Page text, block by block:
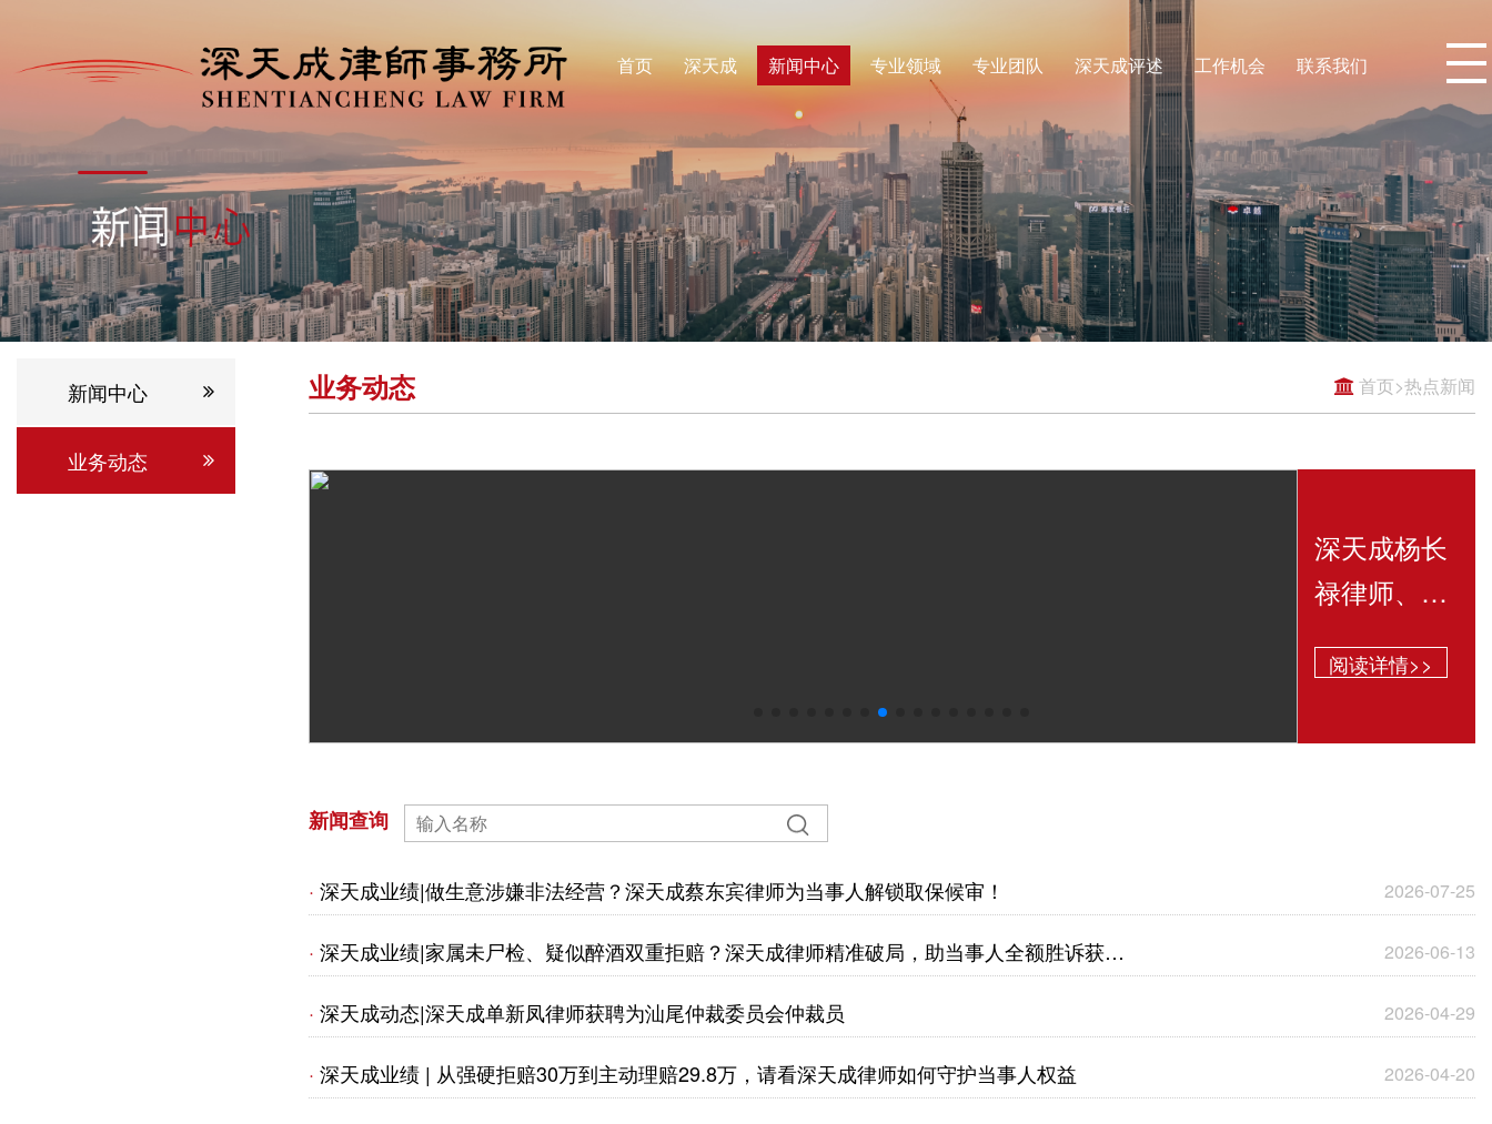
首页 深天成 新闻中心 专业领域 专业团队 深天成评述 工作机会 联系我们
新闻中心
业务动态
业务动态 首页>热点新闻
深天成杨长
禄律师、孔
茂名仲裁委
阅读详情>>
新闻查询
· 深天成业绩|做生意涉嫌非法经营？深天成蔡东宾律师为当事人解锁取保候审！ 2026-07-25
· 深天成业绩|家属未尸检、疑似醉酒双重拒赔？深天成律师精准破局，助当事人全额胜诉获赔
100万
2026-06-13
· 深天成动态|深天成单新凤律师获聘为汕尾仲裁委员会仲裁员 2026-04-29
· 深天成业绩 | 从强硬拒赔30万到主动理赔29.8万，请看深天成律师如何守护当事人权益 2026-04-20